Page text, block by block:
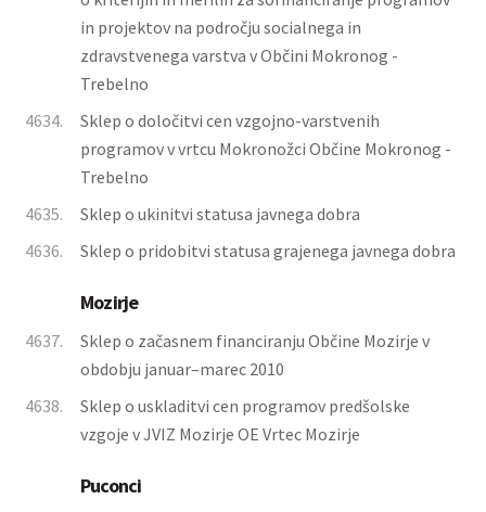
in projektov na področju socialnega in
zdravstvenega varstva v Občini Mokronog -
Trebelno
4634.
Sklep o določitvi cen vzgojno-varstvenih
programov v vrtcu Mokronožci Občine Mokronog -
Trebelno
4635.
Sklep o ukinitvi statusa javnega dobra
4636.
Sklep o pridobitvi statusa grajenega javnega dobra
Mozirje
4637.
Sklep o začasnem financiranju Občine Mozirje v
obdobju januar–marec 2010
4638.
Sklep o uskladitvi cen programov predšolske
vzgoje v JVIZ Mozirje OE Vrtec Mozirje
Puconci